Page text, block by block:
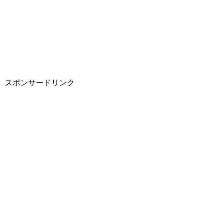
スポンサードリンク